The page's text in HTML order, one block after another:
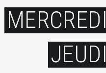
MERCREDI
JEUDI